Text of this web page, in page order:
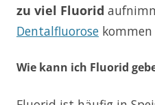
zu viel Fluorid
Dentalfluorose kommen
Wie kann ich Fluorid